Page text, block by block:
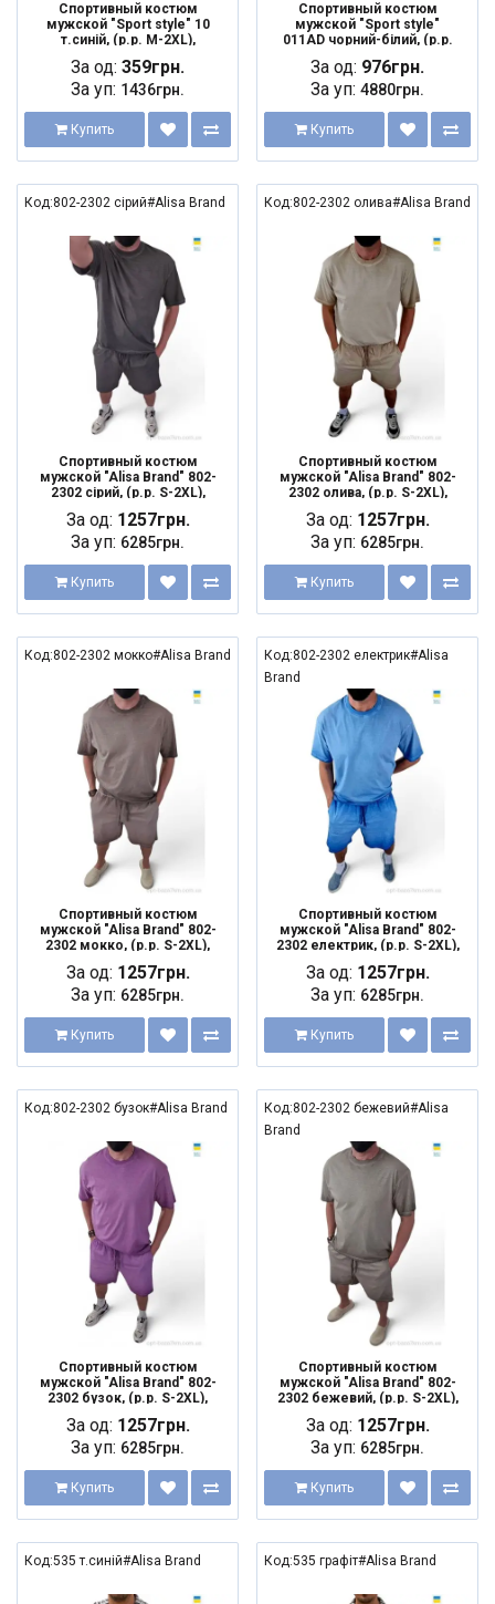
Спортивный костюм
мужской "Sport style" 10
т.синій, (р.р. M-2XL),
За од: 359грн.
За уп: 1436грн.
Купить
Спортивный костюм
мужской "Sport style"
011AD чорний-білий, (р.р.
За од: 976грн.
За уп: 4880грн.
Купить
Код:802-2302 сірий#Alisa Brand
Спортивный костюм
мужской "Alisa Brand" 802-
2302 сірий, (р.р. S-2XL),
За од: 1257грн.
За уп: 6285грн.
Купить
Код:802-2302 олива#Alisa Brand
Спортивный костюм
мужской "Alisa Brand" 802-
2302 олива, (р.р. S-2XL),
За од: 1257грн.
За уп: 6285грн.
Купить
Код:802-2302 мокко#Alisa Brand
Спортивный костюм
мужской "Alisa Brand" 802-
2302 мокко, (р.р. S-2XL),
За од: 1257грн.
За уп: 6285грн.
Купить
Код:802-2302 електрик#Alisa
Brand
Спортивный костюм
мужской "Alisa Brand" 802-
2302 електрик, (р.р. S-2XL),
За од: 1257грн.
За уп: 6285грн.
Купить
Код:802-2302 бузок#Alisa Brand
Спортивный костюм
мужской "Alisa Brand" 802-
2302 бузок, (р.р. S-2XL),
За од: 1257грн.
За уп: 6285грн.
Купить
Код:802-2302 бежевий#Alisa
Brand
Спортивный костюм
мужской "Alisa Brand" 802-
2302 бежевий, (р.р. S-2XL),
За од: 1257грн.
За уп: 6285грн.
Купить
Код:535 т.синій#Alisa Brand Код:535 графіт#Alisa Brand